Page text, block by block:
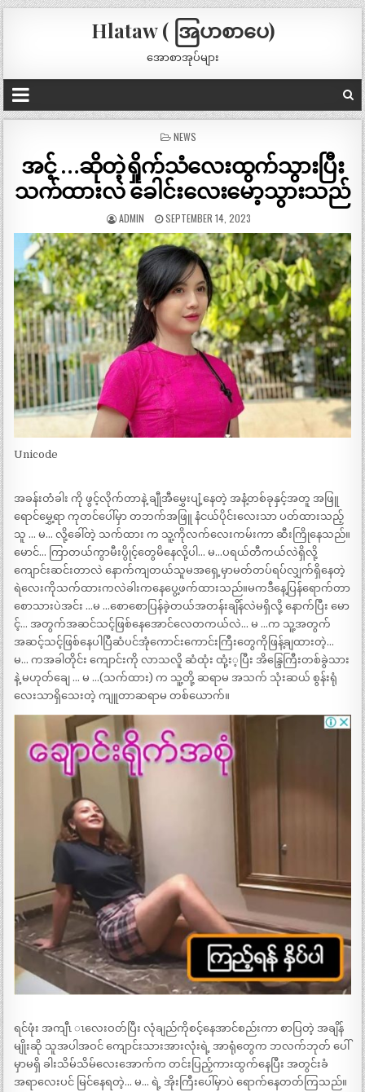
Hlataw ( အြပာစာပေ)
အောစာအုပ်များ
POSTED
NEWS
အင့် …ဆိုတဲ့ရှိုက်သံလေးထွက်သွားပြီး
သက်ထားလဲ ခေါင်းလေးမော့သွားသည်
ADMIN SEPTEMBER 14, 2023
Unicode
အခန်းတံခါး ကို ဖွင့်လိုက်တာနဲ့ ချီုအီမွှေးပျံ့နေတဲ့ အနံ့တစ်ခုနှင့်အတူ အဖြူ
ရောင်မွှေ့ရာ ကုတင်ပေါ်မှာ တဘက်အဖြူ နံငယ်ပိုင်းလေးသာ ပတ်ထားသည့်
သူ … မ… လို့ခေါ်တဲ့ သက်ထား က သူ့ကိုလက်လေးကမ်းကာ ဆီးကြိုနေသည်။
မောင်… ကြာတယ်ကွာမီးပွိုင့်တွေမိနေလို့ပါ… မ…ပရယ်တီကယ်လဲရှိလို့
ကျောင်းဆင်းတာလဲ နောက်ကျတယ်သူမအရှေ့မှာမတ်တပ်ရပ်လျှက်ရှိနေတဲ့
ရဲလေးကိုသက်ထားကလဲခါးကနေပွေ့ဖက်ထားသည်။မကဒီနေ့ပြန်ရောက်တာ
စောသားပဲအင်း …မ …စောစောပြန်ခဲ့တယ်အတန်းချိန်လဲမရှိလို့ နောက်ပြီး မော
င့်… အတွက်အဆင်သင့်ဖြစ်နေအောင်လေတကယ်လဲ… မ …က သူ့အတွက်
အဆင့်သင့်ဖြစ်နေပါပြီဆံပင်အုံကောင်းကောင်းကြီးတွေကိုဖြန့်ချထားတဲ့…
မ… ကအခါတိုင်း ကျောင်းကို လာသလိူ ဆံထုံး ထုံ့း့ပြီး အိန္ဒြေကြီးတစ်ခွဲသား
နဲ့ မဟုတ်ချေ … မ …(သက်ထား) က သူ့တို့ ဆရာမ အသက် သုံးဆယ် စွန်းရုံ
လေးသာရှိသေးတဲ့ ကျူတာဆရာမ တစ်ယောက်။
ရင်ဖုံး အကျီၤ ၤလေးဝတ်ပြီး လုံချည်ကိုစင့်နေအာင်စည်းကာ စာပြတဲ့ အချိန်
မျိုးဆို သူအပါအဝင် ကျောင်းသားအားလုံးရဲ့ အာရုံတွေက ဘလက်ဘုတ် ပေါ်
မှာမရှိ ခါးသိမ်သိမ်လေးအောက်က တင်းပြည့်ကားထွက်နေပြီး အတွင်းခံ
အရာလေးပင် မြင်နေရတဲ့… မ… ရဲ့ အိုးကြီးပေါ်မှာပဲ ရောက်နေတတ်ကြသည်။